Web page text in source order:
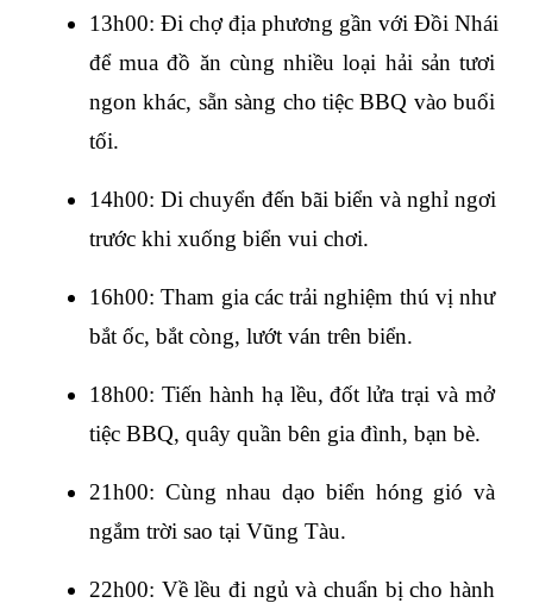
13h00: Đi chợ địa phương gần với Đồi Nhái
để mua đồ ăn cùng nhiều loại hải sản tươi
ngon khác, sẵn sàng cho tiệc BBQ vào buổi
tối.
14h00: Di chuyển đến bãi biển và nghỉ ngơi
trước khi xuống biển vui chơi.
16h00: Tham gia các trải nghiệm thú vị như
bắt ốc, bắt còng, lướt ván trên biển.
18h00: Tiến hành hạ lều, đốt lửa trại và mở
tiệc BBQ, quây quần bên gia đình, bạn bè.
21h00: Cùng nhau dạo biển hóng gió và
ngắm trời sao tại Vũng Tàu.
22h00: Về lều đi ngủ và chuẩn bị cho hành